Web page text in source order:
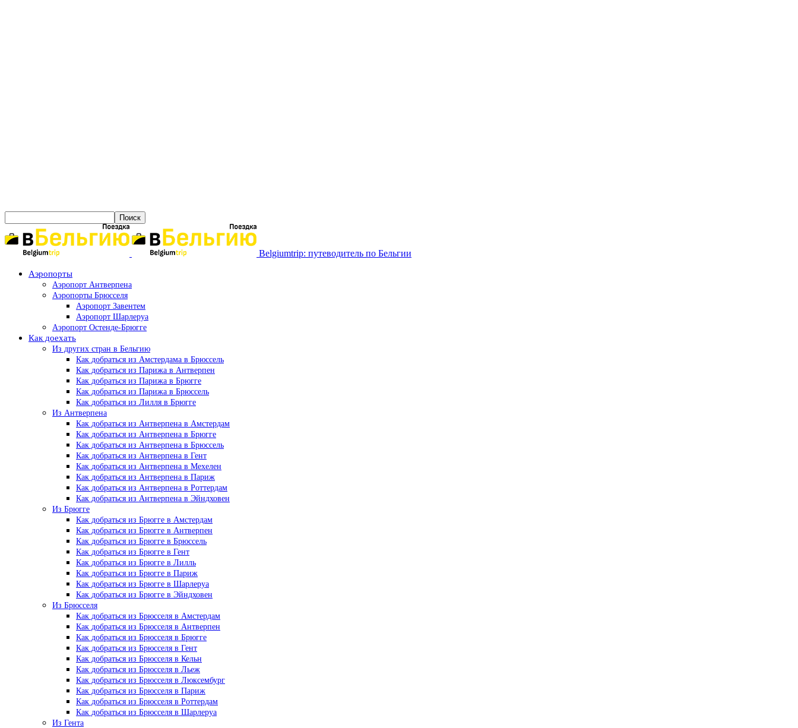
Belgiumtrip: путеводитель по Бельгии
Аэропорты
Аэропорт Антверпена
Аэропорты Брюсселя
Аэропорт Завентем
Аэропорт Шарлеруа
Аэропорт Остенде-Брюгге
Как доехать
Из других стран в Бельгию
Как добраться из Амстердама в Брюссель
Как добраться из Парижа в Антверпен
Как добраться из Парижа в Брюгге
Как добраться из Парижа в Брюссель
Как добраться из Лилля в Брюгге
Из Антверпена
Как добраться из Антверпена в Амстердам
Как добраться из Антверпена в Брюгге
Как добраться из Антверпена в Брюссель
Как добраться из Антверпена в Гент
Как добраться из Антверпена в Мехелен
Как добраться из Антверпена в Париж
Как добраться из Антверпена в Роттердам
Как добраться из Антверпена в Эйндховен
Из Брюгге
Как добраться из Брюгге в Амстердам
Как добраться из Брюгге в Антверпен
Как добраться из Брюгге в Брюссель
Как добраться из Брюгге в Гент
Как добраться из Брюгге в Лилль
Как добраться из Брюгге в Париж
Как добраться из Брюгге в Шарлеруа
Как добраться из Брюгге в Эйндховен
Из Брюсселя
Как добраться из Брюсселя в Амстердам
Как добраться из Брюсселя в Антверпен
Как добраться из Брюсселя в Брюгге
Как добраться из Брюсселя в Гент
Как добраться из Брюсселя в Кельн
Как добраться из Брюсселя в Льеж
Как добраться из Брюсселя в Люксембург
Как добраться из Брюсселя в Париж
Как добраться из Брюсселя в Роттердам
Как добраться из Брюсселя в Шарлеруа
Из Гента